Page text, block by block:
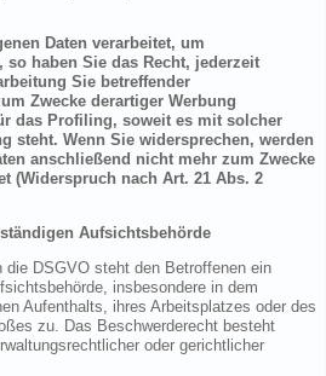
Daten verarbeitet, um
so haben Sie das Recht, jederzeit
Sie betreffender
Zwecke derartiger Werbung
das Profiling, soweit es mit solcher
steht. Wenn Sie widersprechen, werden
anschließend nicht mehr zum Zwecke
(Widerspruch nach Art. 21 Abs. 2
Aufsichtsbehörde
die DSGVO steht den Betroffenen ein
insbesondere in dem
Aufenthalts, ihres Arbeitsplatzes oder des
zu. Das Beschwerderecht besteht
oder gerichtlicher